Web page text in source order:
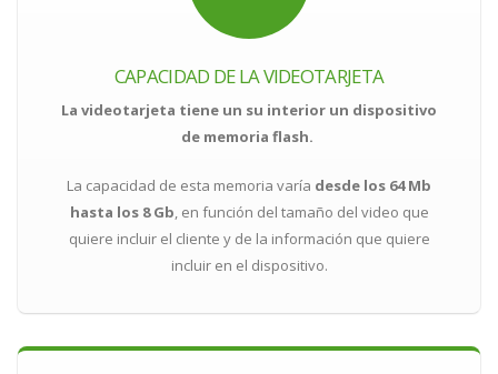
CAPACIDAD DE LA VIDEOTARJETA
La videotarjeta tiene un su interior un dispositivo
de memoria flash.
La capacidad de esta memoria varía desde los 64 Mb
hasta los 8 Gb, en función del tamaño del video que
quiere incluir el cliente y de la información que quiere
incluir en el dispositivo.